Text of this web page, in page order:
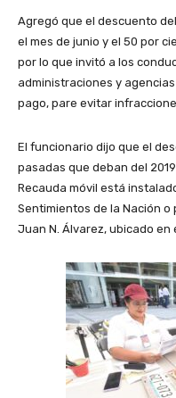
Agregó que el descuento
el mes de junio y el 50 por
por lo que invitó a los
administraciones y
pago, pare evitar
El funcionario dijo que el
pasadas que deban del
Recauda móvil está
Sentimientos de la Nación
Juan N. Álvarez, ubicado en